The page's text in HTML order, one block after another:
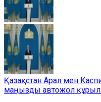
Қазақстан Арал мен
маңызды автожол